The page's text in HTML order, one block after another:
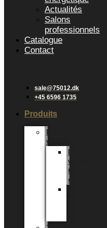
Actualités
Salons
professionnels
Catalogue
Contact
sale@75012.dk
+45 6596 1735
Produits
Plantes
vertes
Plantes
vertes
6
cm